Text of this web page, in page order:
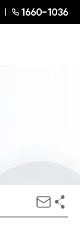
1660-1036